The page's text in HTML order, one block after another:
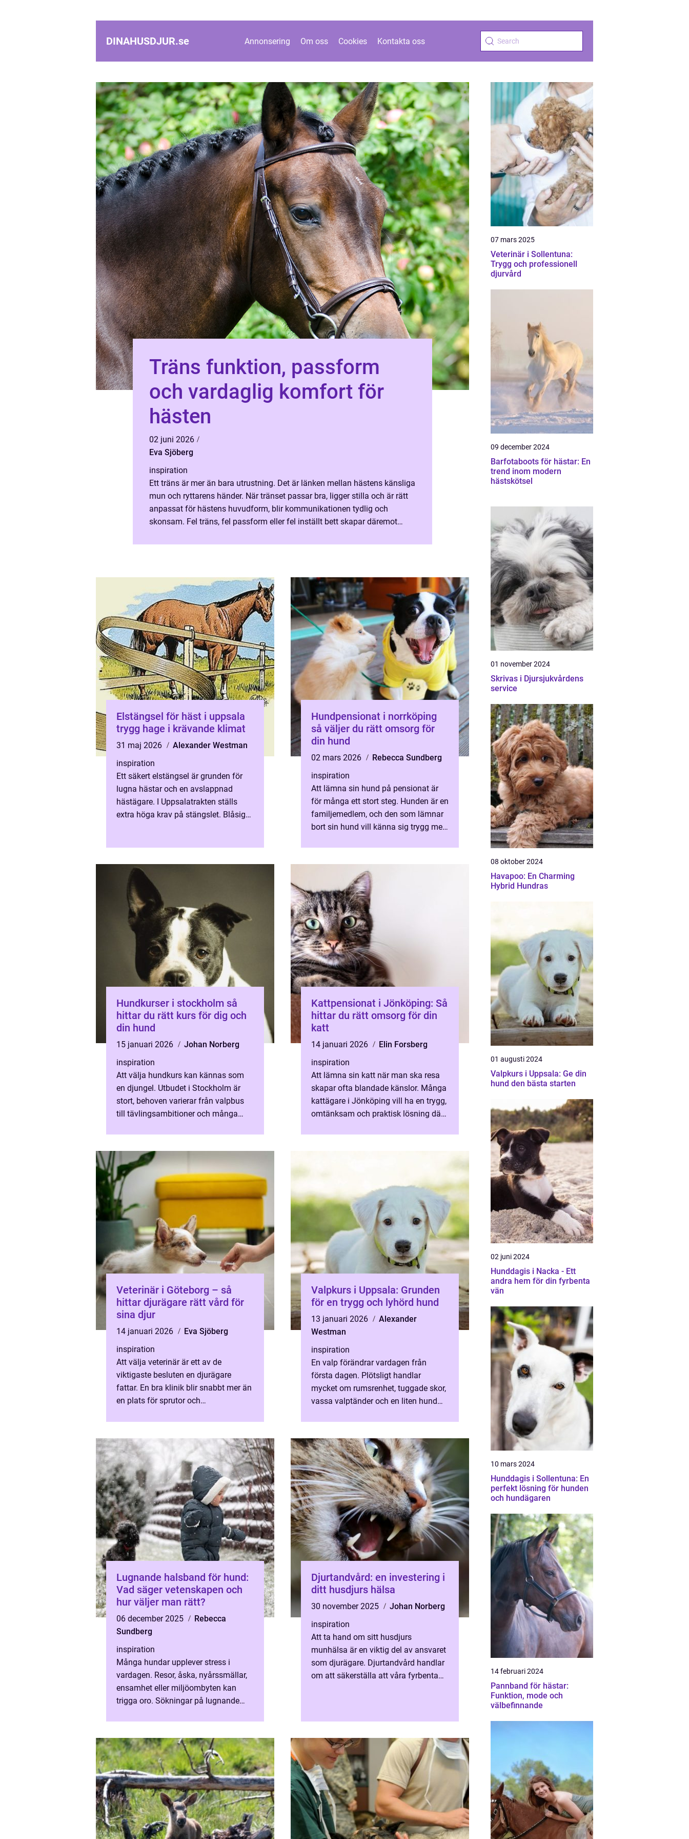
DINAHUSDJUR.se Annonsering Om oss Cookies Kontakta oss
Träns funktion, passform
och vardaglig komfort för
hästen
02 juni 2026
Eva Sjöberg
inspiration
Ett träns är mer än bara utrustning. Det är länken mellan hästens känsliga
mun och ryttarens händer. När tränset passar bra, ligger stilla och är rätt
anpassat för hästens huvudform, blir kommunikationen tydlig och
skonsam. Fel träns, fel passform eller fel inställt bett skapar däremot
Elstängsel för häst i uppsala
trygg hage i krävande klimat
31 maj 2026
Alexander Westman
inspiration
Ett säkert elstängsel är grunden för
lugna hästar och en avslappnad
hästägare. I Uppsalatrakten ställs
extra höga krav på stängslet. Blåsiga
Hundpensionat i norrköping
så väljer du rätt omsorg för
din hund
02 mars 2026
Rebecca Sundberg
inspiration
Att lämna sin hund på pensionat är
för många ett stort steg. Hunden är en
familjemedlem, och den som lämnar
bort sin hund vill känna sig trygg med
Hundkurser i stockholm så
hittar du rätt kurs för dig och
din hund
15 januari 2026
Johan Norberg
inspiration
Att välja hundkurs kan kännas som
en djungel. Utbudet i Stockholm är
stort, behoven varierar från valpbus
till tävlingsambitioner och många
Kattpensionat i Jönköping: Så
hittar du rätt omsorg för din
katt
14 januari 2026
Elin Forsberg
inspiration
Att lämna sin katt när man ska resa
skapar ofta blandade känslor. Många
kattägare i Jönköping vill ha en trygg,
omtänksam och praktisk lösning där
Veterinär i Göteborg – så
hittar djurägare rätt vård för
sina djur
14 januari 2026
Eva Sjöberg
inspiration
Att välja veterinär är ett av de
viktigaste besluten en djurägare
fattar. En bra klinik blir snabbt mer än
en plats för sprutor och
Valpkurs i Uppsala: Grunden
för en trygg och lyhörd hund
13 januari 2026
Alexander
Westman
inspiration
En valp förändrar vardagen från
första dagen. Plötsligt handlar
mycket om rumsrenhet, tuggade skor,
vassa valptänder och en liten hund
Lugnande halsband för hund:
Vad säger vetenskapen och
hur väljer man rätt?
06 december 2025
Rebecca
Sundberg
inspiration
Många hundar upplever stress i
vardagen. Resor, åska, nyårssmällar,
ensamhet eller miljöombyten kan
trigga oro. Sökningar på lugnande
Djurtandvård: en investering i
ditt husdjurs hälsa
30 november 2025
Johan Norberg
inspiration
Att ta hand om sitt husdjurs
munhälsa är en viktig del av ansvaret
som djurägare. Djurtandvård handlar
om att säkerställa att våra fyrbenta
07 mars 2025
Veterinär i Sollentuna:
Trygg och professionell
djurvård
09 december 2024
Barfotaboots för hästar: En
trend inom modern
hästskötsel
01 november 2024
Skrivas i Djursjukvårdens
service
08 oktober 2024
Havapoo: En Charming
Hybrid Hundras
01 augusti 2024
Valpkurs i Uppsala: Ge din
hund den bästa starten
02 juni 2024
Hunddagis i Nacka - Ett
andra hem för din fyrbenta
vän
10 mars 2024
Hunddagis i Sollentuna: En
perfekt lösning för hunden
och hundägaren
14 februari 2024
Pannband för hästar:
Funktion, mode och
välbefinnande